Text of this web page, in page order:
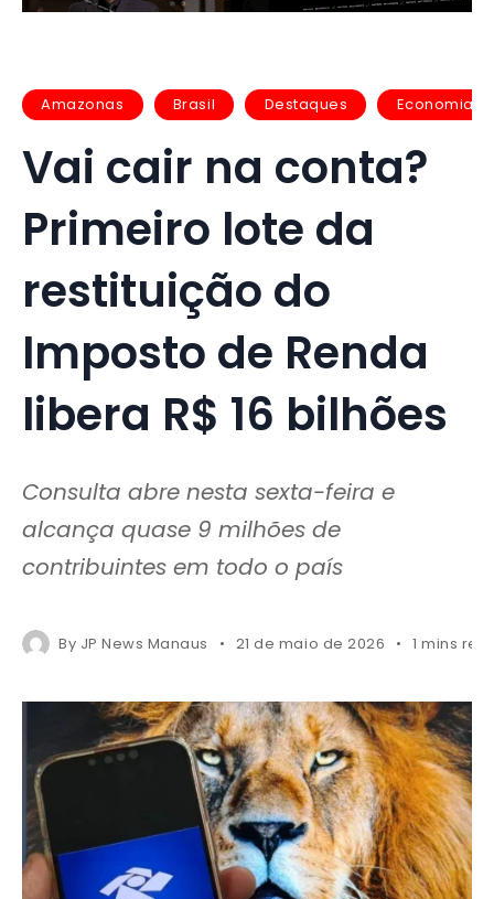
Amazonas Brasil Destaques Economia
Vai cair na conta?
Primeiro lote da
restituição do
Imposto de Renda
libera R$ 16 bilhões
Consulta abre nesta sexta-feira e
alcança quase 9 milhões de
contribuintes em todo o país
By JP News Manaus 21 de maio de 2026 1 mins